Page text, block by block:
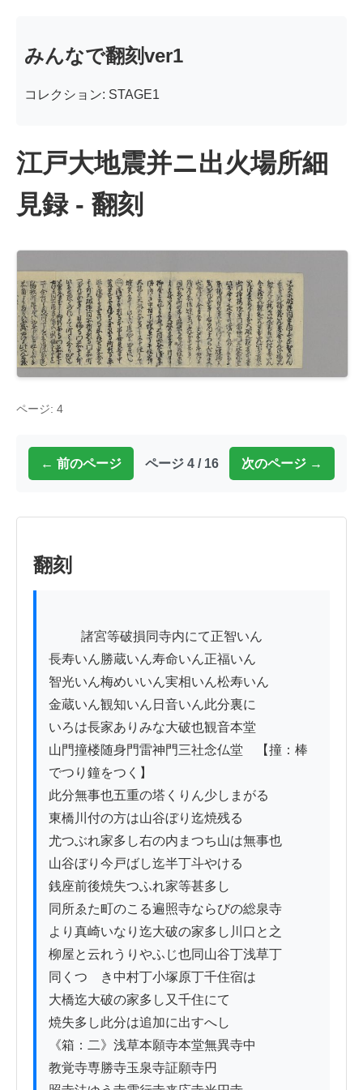
みんなで翻刻ver1
コレクション: STAGE1
江戸大地震并ニ出火場所細
見録 - 翻刻
ページ: 4
← 前のページ ページ 4 / 16 次のページ →
翻刻
長寿いん勝蔵いん寿命いん正福いん
智光いん梅めいいん実相いん松寿いん
金蔵いん観知いん日音いん此分裏に
いろは長家ありみな大破也観音本堂
山門撞楼随身門雷神門三社念仏堂　【撞：棒
でつり鐘をつく】
此分無事也五重の塔くりん少しまがる
東橋川付の方は山谷ぼり迄焼残る
尤つぶれ家多し右の内まつち山は無事也
山谷ぼり今戸ばし迄半丁斗やける
銭座前後焼失つふれ家等甚多し
同所ゑた町のこる遍照寺ならびの総泉寺
より真崎いなり迄大破の家多し川口と之
柳屋と云れうりやふじ也同山谷丁浅草丁
同くつゝき中村丁小塚原丁千住宿は
大橋迄大破の家多し又千住にて
焼失多し此分は追加に出すへし
《箱：二》浅草本願寺本堂無異寺中
教覚寺専勝寺玉泉寺証願寺円